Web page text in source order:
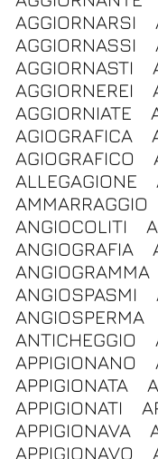
AGGIORNARSI
AGGIORNASSI
AGGIORNASTI
AGGIORNEREI
AGGIORNIATE
AGIOGRAFICA
AGIOGRAFICO
ALLEGAGIONE
AMMARRAGGIO
ANGIOCOLITI
ANGIOGRAFIA
ANGIOGRAMMA
ANGIOSPASMI
ANGIOSPERMA
ANTICHEGGIO
APPIGIONANO
APPIGIONATA
APPIGIONATI
APPIGIONAVA
APPIGIONAVO